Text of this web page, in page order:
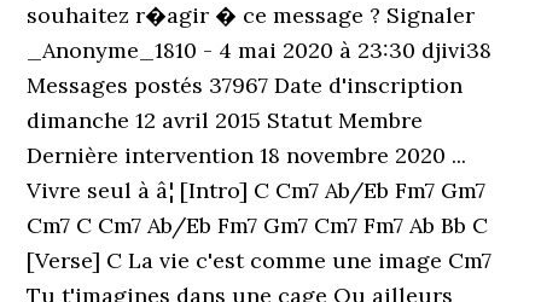
souhaitez r�agir � ce message ? Signaler
_Anonyme_1810 - 4 mai 2020 à 23:30 djivi38
Messages postés 37967 Date d'inscription
dimanche 12 avril 2015 Statut Membre
Dernière intervention 18 novembre 2020 ...
Vivre seul à â¦ [Intro] C Cm7 Ab/Eb Fm7 Gm7
Cm7 C Cm7 Ab/Eb Fm7 Gm7 Cm7 Fm7 Ab Bb C
[Verse] C La vie c'est comme une image Cm7
Tu t'imagines dans une cage Ou ailleurs